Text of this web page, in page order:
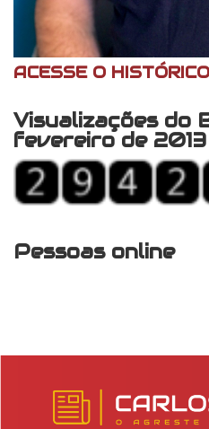
ACESSE O HISTÓRICO
Visualizações do
fevereiro de 2013
Pessoas online